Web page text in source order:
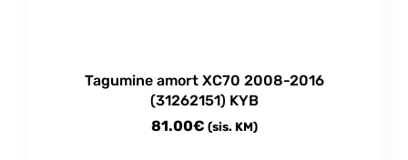
Tagumine amort XC70 2008-2016
(31262151) KYB
81.00€ (sis. KM)